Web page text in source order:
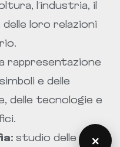
l’industria, il
loro relazioni
rappresentazione
e delle
delle tecnologie e
studio delle
×